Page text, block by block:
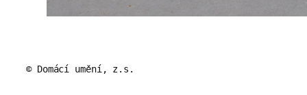
© Domácí umění, z.s.